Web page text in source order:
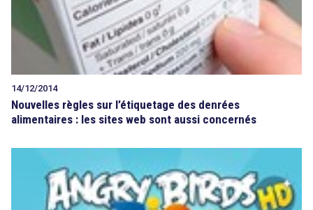
14/12/2014
Nouvelles règles sur l’étiquetage des denrées
alimentaires : les sites web sont aussi concernés